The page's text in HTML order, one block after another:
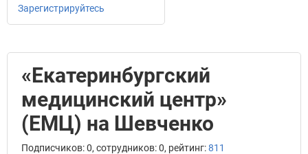
Зарегистрируйтесь
«Екатеринбургский
медицинский центр»
(ЕМЦ) на Шевченко
Подписчиков: 0, сотрудников: 0, рейтинг:811